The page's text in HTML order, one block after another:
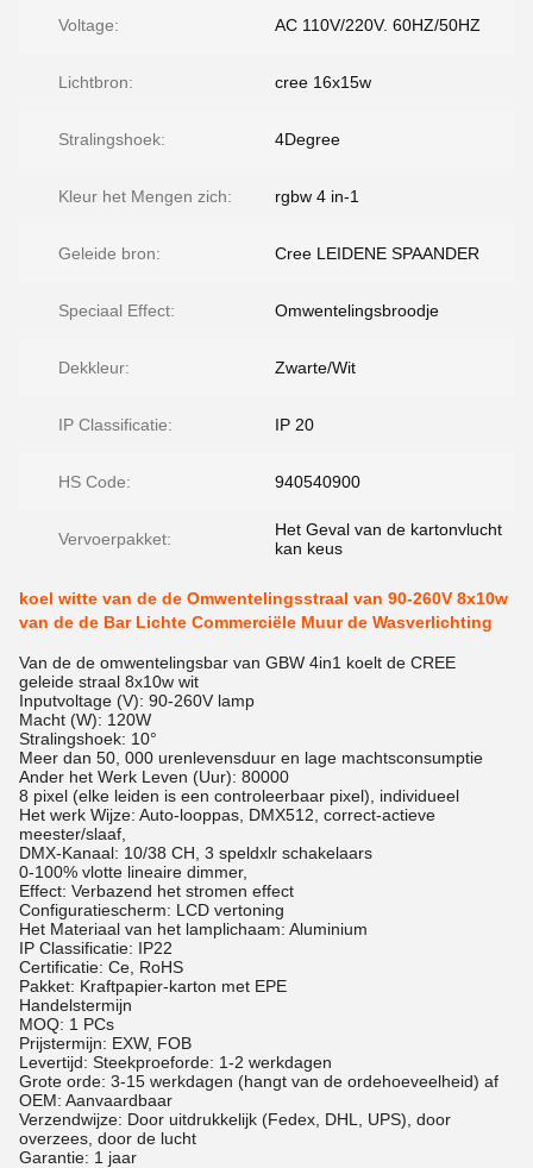
Voltage: AC 110V/220V. 60HZ/50HZ
Lichtbron: cree 16x15w
Stralingshoek: 4Degree
Kleur het Mengen zich: rgbw 4 in-1
Geleide bron: Cree LEIDENE SPAANDER
Speciaal Effect: Omwentelingsbroodje
Dekkleur: Zwarte/Wit
IP Classificatie: IP 20
HS Code: 940540900
Vervoerpakket:
Het Geval van de kartonvlucht
kan keus
koel witte van de de Omwentelingsstraal van 90-260V 8x10w
van de de Bar Lichte Commerciële Muur de Wasverlichting
Van de de omwentelingsbar van GBW 4in1 koelt de CREE
geleide straal 8x10w wit
Inputvoltage (V): 90-260V lamp
Macht (W): 120W
Stralingshoek: 10°
Meer dan 50, 000 urenlevensduur en lage machtsconsumptie
Ander het Werk Leven (Uur): 80000
8 pixel (elke leiden is een controleerbaar pixel), individueel
Het werk Wijze: Auto-looppas, DMX512, correct-actieve
meester/slaaf,
DMX-Kanaal: 10/38 CH, 3 speldxlr schakelaars
0-100% vlotte lineaire dimmer,
Effect: Verbazend het stromen effect
Configuratiescherm: LCD vertoning
Het Materiaal van het lamplichaam: Aluminium
IP Classificatie: IP22
Certificatie: Ce, RoHS
Pakket: Kraftpapier-karton met EPE
Handelstermijn
MOQ: 1 PCs
Prijstermijn: EXW, FOB
Levertijd: Steekproeforde: 1-2 werkdagen
Grote orde: 3-15 werkdagen (hangt van de ordehoeveelheid) af
OEM: Aanvaardbaar
Verzendwijze: Door uitdrukkelijk (Fedex, DHL, UPS), door
overzees, door de lucht
Garantie: 1 jaar